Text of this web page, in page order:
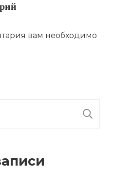
вам необходимо